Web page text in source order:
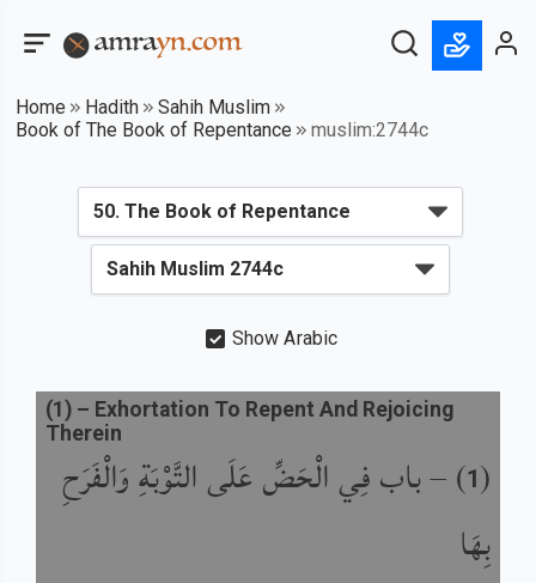
Home Hadith
Sahih Muslim
Book of The Book of Repentance
muslim:2744c
Show Arabic
(
1
) –باب فِي الْحَضِّ عَلَى التَّوْبَةِ وَالْفَرَحِ
بِهَا
(1 ) – Exhortation To Repent And Rejoicing
Therein